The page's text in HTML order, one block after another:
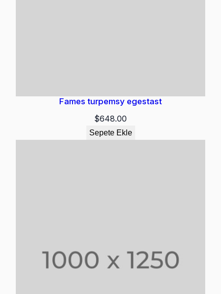
Fames turpemsy egestast
$648.00
Sepete Ekle